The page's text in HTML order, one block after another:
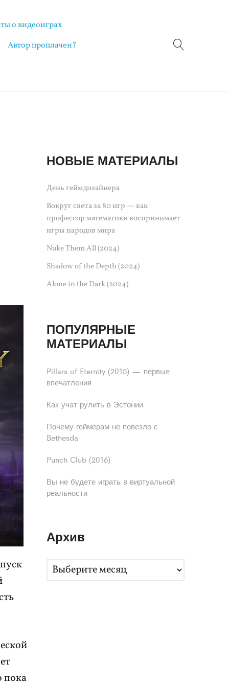
о видеоиграх
Автор проплачен?
пока
НОВЫЕ МАТЕРИАЛЫ
День геймдизайнера
Вокруг света за 80 игр — как
профессор математики воспринимает
игры народов мира
Nuke Them All (2024)
Shadow of the Depth (2024)
Alone in the Dark (2024)
ПОПУЛЯРНЫЕ
МАТЕРИАЛЫ
Pillars of Eternity (2015) — первые
впечатления
Как учат рулить в Эстонии
Почему геймерам не повезло с
Bethesda
Punch Club (2016)
Вы не будете играть в виртуальной
реальности
Архив
А